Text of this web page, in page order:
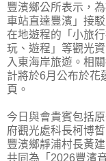
豐濱鄉公所表示，
車站直達豐濱」接
在地遊程的「小旅
玩、遊程」等觀光
入東海岸旅遊。相
計將於6月公布於花
頁。
今日與會貴賓包括
府觀光處科長柯博
豐濱鄉靜浦村長黃
共同為「2026豐濱